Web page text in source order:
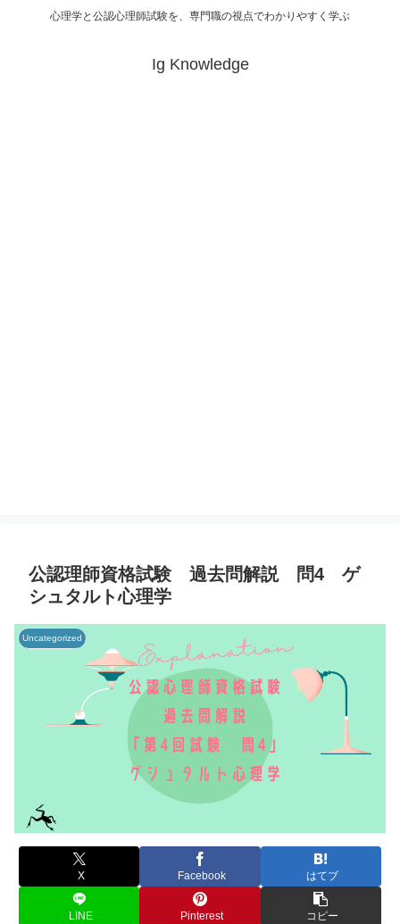
心理学と公認心理師試験を、専門職の視点でわかりやすく学ぶ
Ig Knowledge
公認理師資格試験 過去問解説 問4 ゲ
シュタルト心理学
Uncategorized
X Facebook はてブ
LINE Pinterest コピー